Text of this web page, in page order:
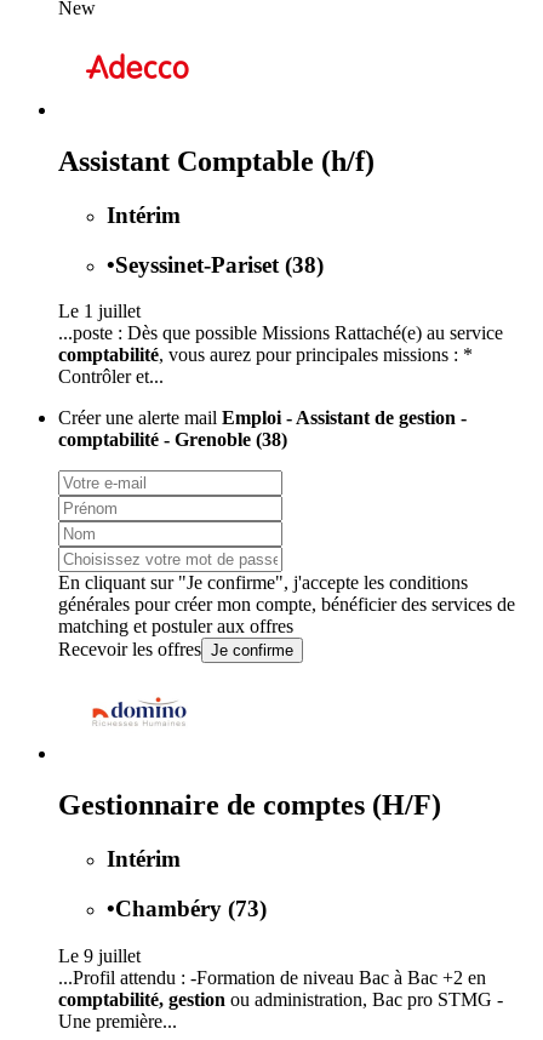
New
Assistant Comptable (h/f)
Intérim
•Seyssinet-Pariset (38)
Le 1 juillet
...poste : Dès que possible Missions Rattaché(e) au service
comptabilité, vous aurez pour principales missions : *
Contrôler et...
Créer une alerte mail Emploi - Assistant de gestion -
comptabilité - Grenoble (38)
En cliquant sur "Je confirme", j'accepte les conditions
générales pour créer mon compte, bénéficier des services de
matching et postuler aux offres
Recevoir les offres Je confirme
Gestionnaire de comptes (H/F)
Intérim
•Chambéry (73)
Le 9 juillet
...Profil attendu : -Formation de niveau Bac à Bac +2 en
comptabilité, gestion ou administration, Bac pro STMG -
Une première...